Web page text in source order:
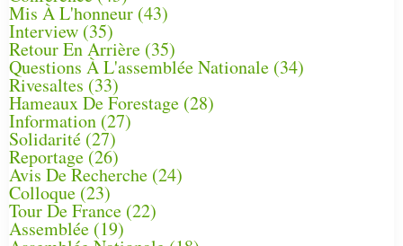
Mis À L'honneur (43)
Interview (35)
Retour En Arrière (35)
Questions À L'assemblée Nationale (34)
Rivesaltes (33)
Hameaux De Forestage (28)
Information (27)
Solidarité (27)
Reportage(26)
Avis De Recherche (24)
Colloque (23)
Tour De France (22)
Assemblée (19)